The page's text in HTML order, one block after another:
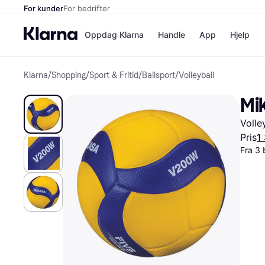
For kunderFor bedrifter
Oppdag Klarna
Betal nå
Betal i 3
Betal innen
Finansiering
Vipps
Handle App Hjelp
Klarna/Shopping/Sport & Fritid/Ballsport/Volleyball
Pris1
Fra 3